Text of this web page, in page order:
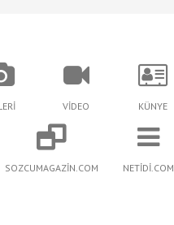
VİDEO KÜNYE
SOZCUMAGAZİN.COM NETİDİ.COM